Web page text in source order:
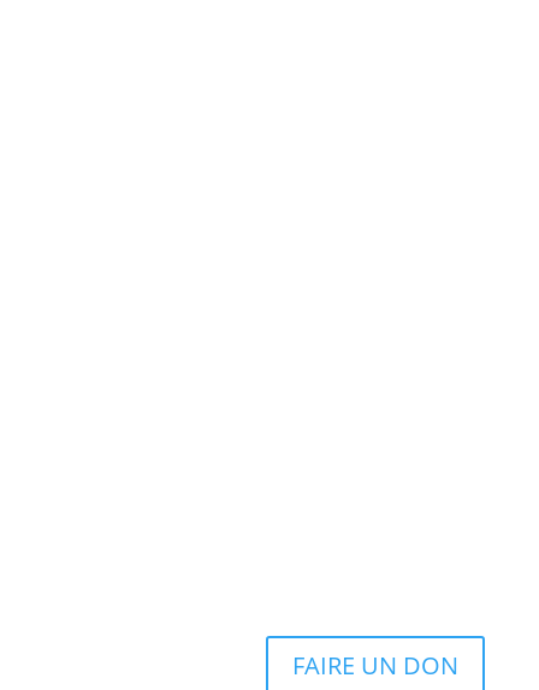
FAIRE UN DON